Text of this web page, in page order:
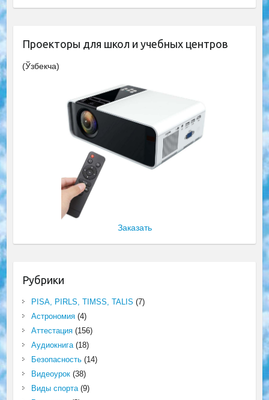
Проекторы для школ и учебных центров
(Ўзбекча)
Заказать
Рубрики
PISA, PIRLS, TIMSS, TALIS (7)
Астрономия(4)
Аттестация(156)
Аудиокнига(18)
Безопасность(14)
Видеоурок(38)
Виды спорта(9)